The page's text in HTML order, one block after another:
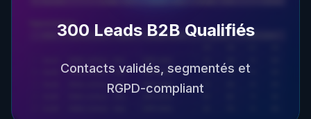
300 Leads B2B Qualifiés
Contacts validés, segmentés et
RGPD-compliant